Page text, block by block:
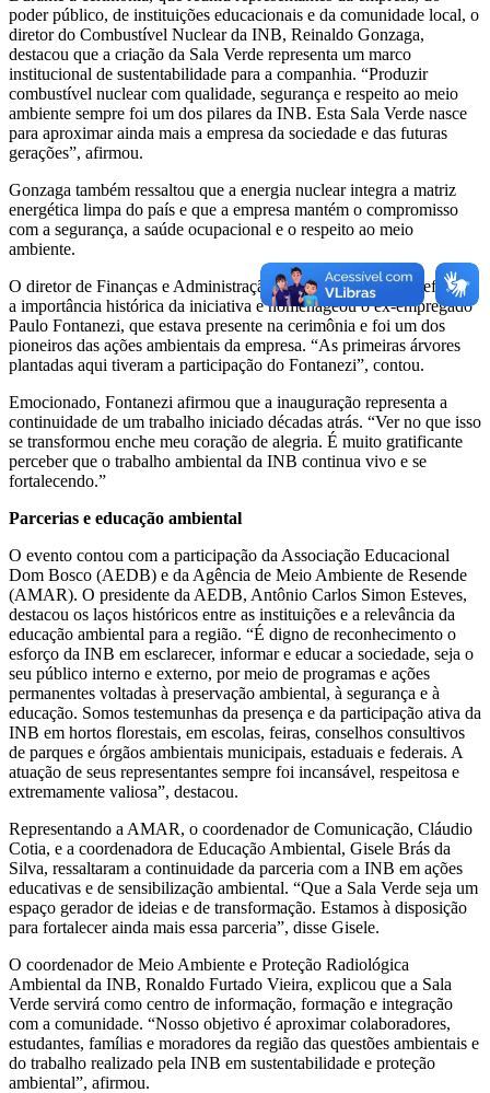
poder público, de instituições educacionais e da comunidade local, o
diretor do Combustível Nuclear da INB, Reinaldo Gonzaga,
destacou que a criação da Sala Verde representa um marco
institucional de sustentabilidade para a companhia. “Produzir
combustível nuclear com qualidade, segurança e respeito ao meio
ambiente sempre foi um dos pilares da INB. Esta Sala Verde nasce
para aproximar ainda mais a empresa da sociedade e das futuras
gerações”, afirmou.
Gonzaga também ressaltou que a energia nuclear integra a matriz
energética limpa do país e que a empresa mantém o compromisso
com a segurança, a saúde ocupacional e o respeito ao meio
ambiente.
O diretor de Finanças e Administração, Itamar de Almeida, reforçou
a importância histórica da iniciativa e homenageou o ex-empregado
Paulo Fontanezi, que estava presente na cerimônia e foi um dos
pioneiros das ações ambientais da empresa. “As primeiras árvores
plantadas aqui tiveram a participação do Fontanezi”, contou.
Emocionado, Fontanezi afirmou que a inauguração representa a
continuidade de um trabalho iniciado décadas atrás. “Ver no que isso
se transformou enche meu coração de alegria. É muito gratificante
perceber que o trabalho ambiental da INB continua vivo e se
fortalecendo.”
Parcerias e educação ambiental
O evento contou com a participação da Associação Educacional
Dom Bosco (AEDB) e da Agência de Meio Ambiente de Resende
(AMAR). O presidente da AEDB, Antônio Carlos Simon Esteves,
destacou os laços históricos entre as instituições e a relevância da
educação ambiental para a região. “É digno de reconhecimento o
esforço da INB em esclarecer, informar e educar a sociedade, seja o
seu público interno e externo, por meio de programas e ações
permanentes voltadas à preservação ambiental, à segurança e à
educação. Somos testemunhas da presença e da participação ativa da
INB em hortos florestais, em escolas, feiras, conselhos consultivos
de parques e órgãos ambientais municipais, estaduais e federais. A
atuação de seus representantes sempre foi incansável, respeitosa e
extremamente valiosa”, destacou.
Representando a AMAR, o coordenador de Comunicação, Cláudio
Cotia, e a coordenadora de Educação Ambiental, Gisele Brás da
Silva, ressaltaram a continuidade da parceria com a INB em ações
educativas e de sensibilização ambiental. “Que a Sala Verde seja um
espaço gerador de ideias e de transformação. Estamos à disposição
para fortalecer ainda mais essa parceria”, disse Gisele.
O coordenador de Meio Ambiente e Proteção Radiológica
Ambiental da INB, Ronaldo Furtado Vieira, explicou que a Sala
Verde servirá como centro de informação, formação e integração
com a comunidade. “Nosso objetivo é aproximar colaboradores,
estudantes, famílias e moradores da região das questões ambientais e
do trabalho realizado pela INB em sustentabilidade e proteção
ambiental”, afirmou.